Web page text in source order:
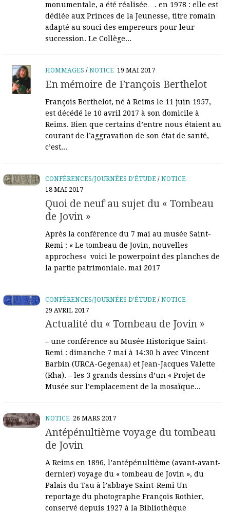
monumentale, a été réalisée…. en 1978 : elle est
dédiée aux Princes de la Jeunesse, titre romain
adapté au souci des empereurs pour leur
succession. Le Collège...
HOMMAGES /NOTICE 19 MAI 2017
En mémoire de François Berthelot
François Berthelot, né à Reims le 11 juin 1957,
est décédé le 10 avril 2017 à son domicile à
Reims. Bien que certains d’entre nous étaient au
courant de l’aggravation de son état de santé,
c’est...
CONFÉRENCES/JOURNÉES D'ÉTUDE /NOTICE
18 MAI 2017
Quoi de neuf au sujet du « Tombeau
de Jovin »
Après la conférence du 7 mai au musée Saint-
Remi : « Le tombeau de Jovin, nouvelles
approches« voici le powerpoint des planches de
la partie patrimoniale. mai 2017
CONFÉRENCES/JOURNÉES D'ÉTUDE /NOTICE
29 AVRIL 2017
Actualité du « Tombeau de Jovin »
– une conférence au Musée Historique Saint-
Remi : dimanche 7 mai à 14:30 h avec Vincent
Barbin (URCA-Gegenaa) et Jean-Jacques Valette
(Rha). – les 3 grands dessins d’un « Projet de
Musée sur l’emplacement de la mosaïque...
NOTICE 26 MARS 2017
Antépénultième voyage du tombeau
de Jovin
A Reims en 1896, l’antépénultième (avant-avant-
dernier) voyage du « tombeau de Jovin », du
Palais du Tau à l’abbaye Saint-Remi Un
reportage du photographe François Rothier,
conservé depuis 1927 à la Bibliothèque